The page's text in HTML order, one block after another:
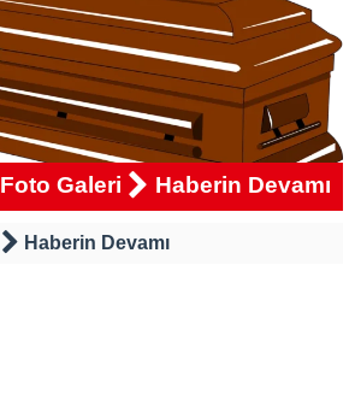
Foto Galeri Haberin Devamı
Haberin Devamı